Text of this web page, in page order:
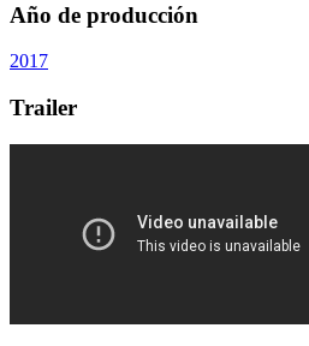
Año de producción
2017
Trailer